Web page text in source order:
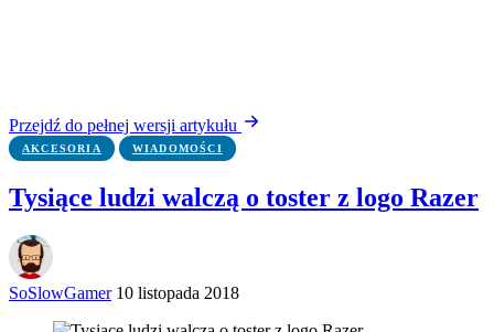
Przejdź do pełnej wersji artykułu
AKCESORIA WIADOMOŚCI
Tysiące ludzi walczą o toster z logo Razer
SoSlowGamer 10 listopada 2018